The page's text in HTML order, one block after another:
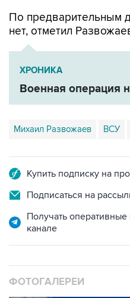
По предварительным
нет, отметил
ХРОНИКА
Военная операция
Михаил Развожаев ВСУ
Купить подписку на
Подписаться на
Получать
канале
ФОТОГАЛЕРЕИ